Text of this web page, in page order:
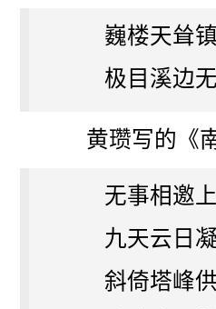
巍楼天耸镇
极目溪边无
黄瓒写的《南
无事相邀上
九天云日凝
斜倚塔峰供